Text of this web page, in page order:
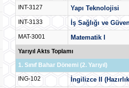
INT-3127 Yapı Teknolojisi
INT-3133 İş Sağlığı ve
MAT-3001 Matematik I
Yarıyıl Akts Toplamı
1. Sınıf Bahar Dönemi (2. Yarıyıl)
ING-102
İngilizce II